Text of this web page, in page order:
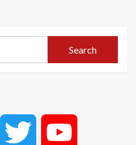
Pinterest Twitter